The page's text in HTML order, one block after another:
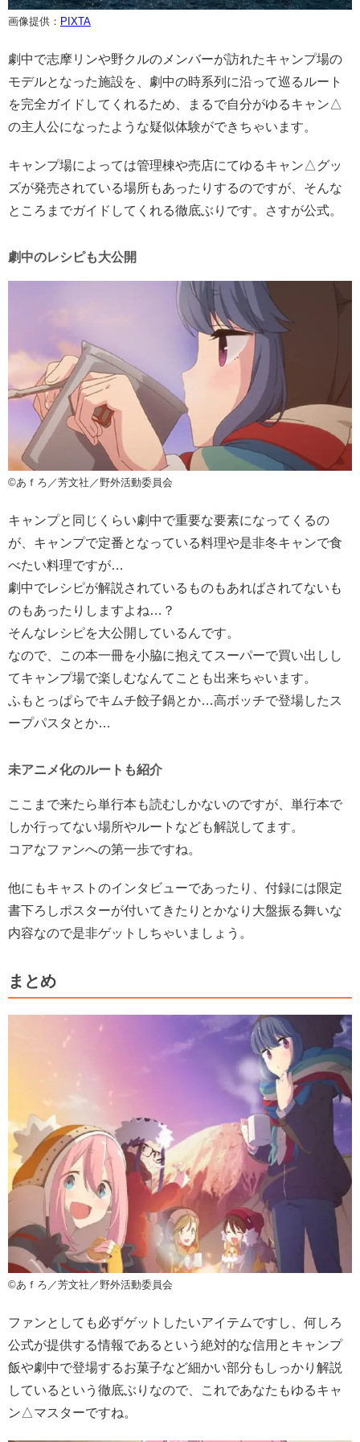
画像提供： PIXTA
劇中で志摩リンや野クルのメンバーが訪れたキャンプ場の
モデルとなった施設を、劇中の時系列に沿って巡るルート
を完全ガイドしてくれるため、まるで自分がゆるキャン△
の主人公になったような疑似体験ができちゃいます。
キャンプ場によっては管理棟や売店にてゆるキャン△グッ
ズが発売されている場所もあったりするのですが、そんな
ところまでガイドしてくれる徹底ぶりです。さすが公式。
劇中のレシピも大公開
©️あｆろ／芳文社／野外活動委員会
キャンプと同じくらい劇中で重要な要素になってくるの
が、キャンプで定番となっている料理や是非冬キャンで食
べたい料理ですが…
劇中でレシピが解説されているものもあればされてないも
のもあったりしますよね…？
そんなレシピを大公開しているんです。
なので、この本一冊を小脇に抱えてスーパーで買い出しし
てキャンプ場で楽しむなんてことも出来ちゃいます。
ふもとっぱらでキムチ餃子鍋とか…高ボッチで登場したス
ープパスタとか…
未アニメ化のルートも紹介
ここまで来たら単行本も読むしかないのですが、単行本で
しか行ってない場所やルートなども解説してます。
コアなファンへの第一歩ですね。
他にもキャストのインタビューであったり、付録には限定
書下ろしポスターが付いてきたりとかなり大盤振る舞いな
内容なので是非ゲットしちゃいましょう。
まとめ
©️あｆろ／芳文社／野外活動委員会
ファンとしても必ずゲットしたいアイテムですし、何しろ
公式が提供する情報であるという絶対的な信用とキャンプ
飯や劇中で登場するお菓子など細かい部分もしっかり解説
しているという徹底ぶりなので、これであなたもゆるキャ
ン△マスターですね。